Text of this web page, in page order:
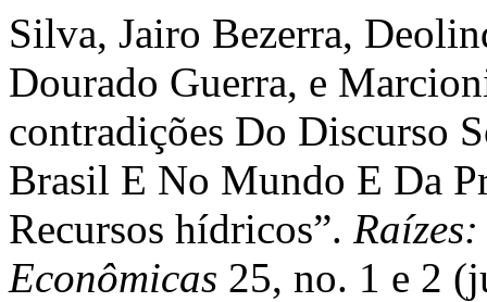
Silva, Jairo Bezerra,
Dourado Guerra, e
contradições Do Discurso
Brasil E No Mundo E Da
Recursos hídricos”.
Econômicas 25, no. 1 e 2